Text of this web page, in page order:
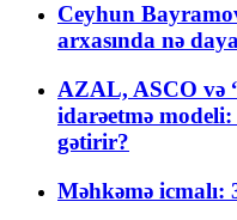
Ceyhun
arxasında nə
AZAL, ASCO və
idarəetmə
gətirir?
Məhkəmə icmalı: